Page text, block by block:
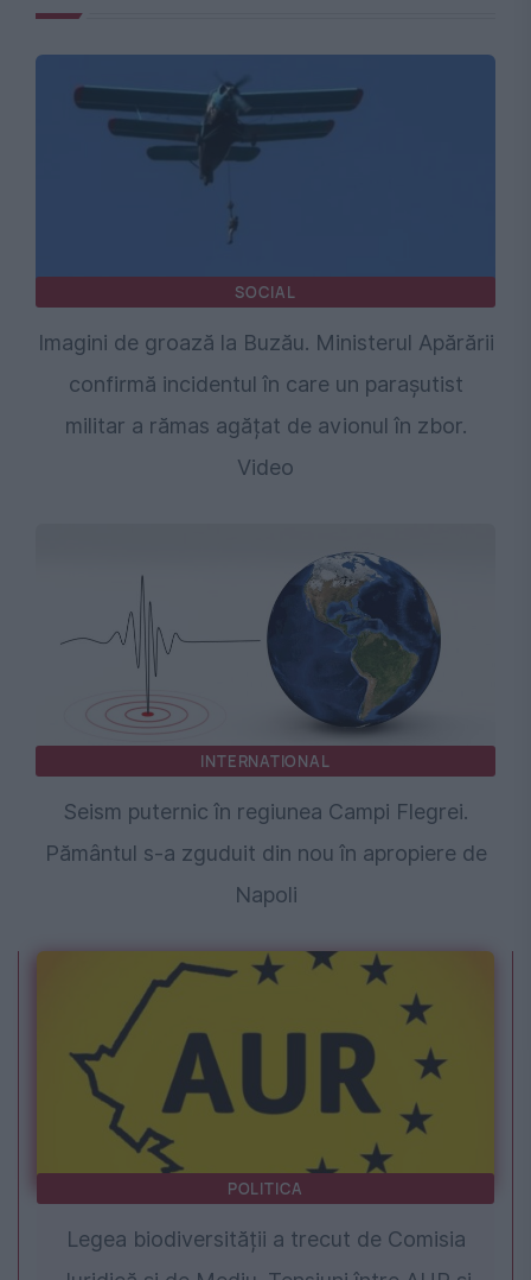
SOCIAL
Imagini de groază la Buzău. Ministerul Apărării
confirmă incidentul în care un parașutist
militar a rămas agățat de avionul în zbor.
Video
INTERNATIONAL
Seism puternic în regiunea Campi Flegrei.
Pământul s-a zguduit din nou în apropiere de
Napoli
POLITICA
Legea biodiversității a trecut de Comisia